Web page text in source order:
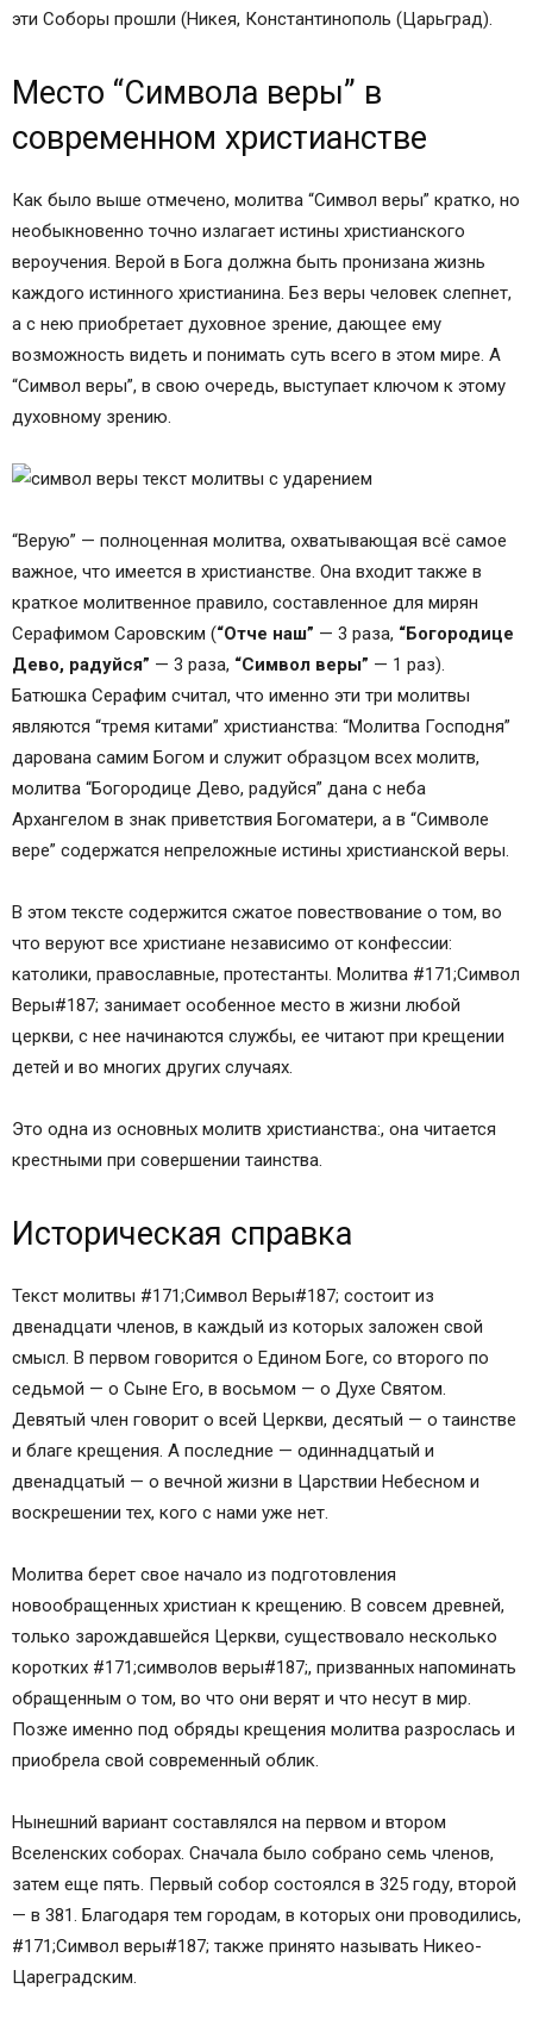
эти Соборы прошли (Никея, Константинополь (Царьград).
Место “Символа веры” в
современном христианстве
Как было выше отмечено, молитва “Символ веры” кратко, но
необыкновенно точно излагает истины христианского
вероучения. Верой в Бога должна быть пронизана жизнь
каждого истинного христианина. Без веры человек слепнет,
а с нею приобретает духовное зрение, дающее ему
возможность видеть и понимать суть всего в этом мире. А
“Символ веры”, в свою очередь, выступает ключом к этому
духовному зрению.
“Верую” — полноценная молитва, охватывающая всё самое
важное, что имеется в христианстве. Она входит также в
краткое молитвенное правило, составленное для мирян
Серафимом Саровским (“Отче наш” — 3 раза, “Богородице
Дево, радуйся” — 3 раза, “Символ веры” — 1 раз).
Батюшка Серафим считал, что именно эти три молитвы
являются “тремя китами” христианства: “Молитва Господня”
дарована самим Богом и служит образцом всех молитв,
молитва “Богородице Дево, радуйся” дана с неба
Архангелом в знак приветствия Богоматери, а в “Символе
вере” содержатся непреложные истины христианской веры.
В этом тексте содержится сжатое повествование о том, во
что веруют все христиане независимо от конфессии:
католики, православные, протестанты. Молитва #171;Символ
Веры#187; занимает особенное место в жизни любой
церкви, с нее начинаются службы, ее читают при крещении
детей и во многих других случаях.
Это одна из основных молитв христианства:, она читается
крестными при совершении таинства.
Историческая справка
Текст молитвы #171;Символ Веры#187; состоит из
двенадцати членов, в каждый из которых заложен свой
смысл. В первом говорится о Едином Боге, со второго по
седьмой — о Сыне Его, в восьмом — о Духе Святом.
Девятый член говорит о всей Церкви, десятый — о таинстве
и благе крещения. А последние — одиннадцатый и
двенадцатый — о вечной жизни в Царствии Небесном и
воскрешении тех, кого с нами уже нет.
Молитва берет свое начало из подготовления
новообращенных христиан к крещению. В совсем древней,
только зарождавшейся Церкви, существовало несколько
коротких #171;символов веры#187;, призванных напоминать
обращенным о том, во что они верят и что несут в мир.
Позже именно под обряды крещения молитва разрослась и
приобрела свой современный облик.
Нынешний вариант составлялся на первом и втором
Вселенских соборах. Сначала было собрано семь членов,
затем еще пять. Первый собор состоялся в 325 году, второй
— в 381. Благодаря тем городам, в которых они проводились,
#171;Символ веры#187; также принято называть Никео-
Цареградским.